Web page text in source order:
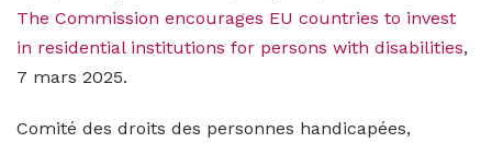
The Commission encourages EU countries to invest
in residential institutions for persons with disabilities,
7 mars 2025.
Comité des droits des personnes handicapées,